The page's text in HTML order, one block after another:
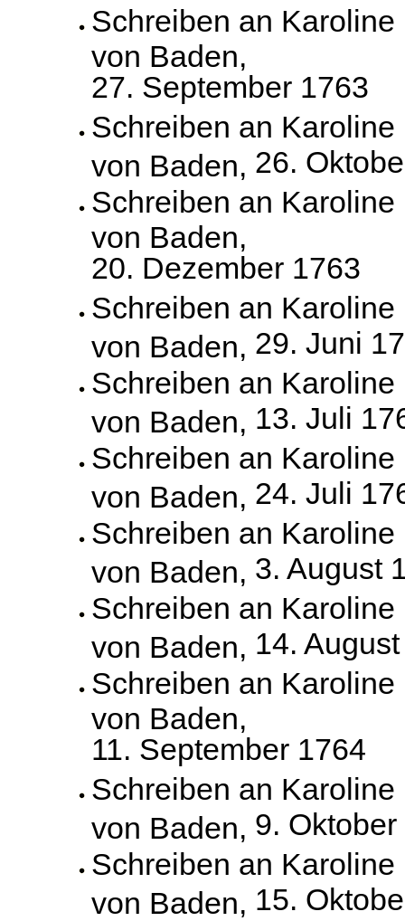
Schreiben an Karoline
von Baden,
27. September 1763
Schreiben an Karoline
von Baden, 26.
Schreiben an Karoline
von Baden,
20. Dezember 1763
Schreiben an Karoline
von Baden, 29. Juni
Schreiben an Karoline
von Baden, 13. Juli
Schreiben an Karoline
von Baden, 24. Juli
Schreiben an Karoline
von Baden, 3. August
Schreiben an Karoline
von Baden, 14.
Schreiben an Karoline
von Baden,
11. September 1764
Schreiben an Karoline
von Baden, 9.
Schreiben an Karoline
von Baden, 15.